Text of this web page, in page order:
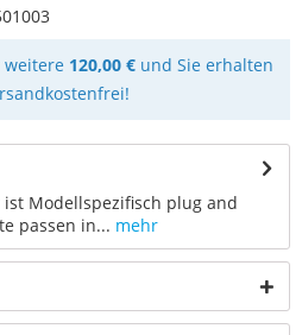
weitere 120,00 € und Sie erhalten
ist Modellspezifisch plug and
passen in... mehr